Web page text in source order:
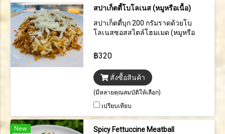
สปาเก็ตตี้โบโลเนส (หมูหรือเนื้อ)
สปาเก็ตตี้บุก 200 กรัมราดด้วยโบ
โลเนสซอสสไตล์โฮมเมด (หมูหรือ
เมซานชีสขูด
฿320
สั่งซื้อสินค้า
(มีหลายคุณสมบัติให้เลือก)
เปรียบเทียบ
New
Spicy Fettuccine Meatball